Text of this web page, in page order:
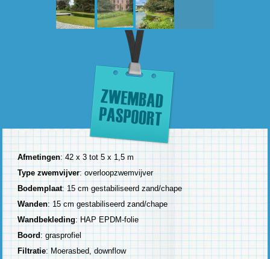
Afmetingen: 42 x 3 tot 5 x 1,5 m
Type zwemvijver: overloopzwemvijver
Bodemplaat: 15 cm gestabiliseerd zand/chape
Wanden: 15 cm gestabiliseerd zand/chape
Wandbekleding: HAP EPDM-folie
Boord : grasprofiel
Filtratie: Moerasbed, downflow